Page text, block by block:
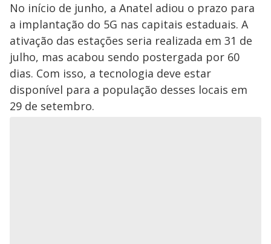
No início de junho, a Anatel adiou o prazo para
a implantação do 5G nas capitais estaduais. A
ativação das estações seria realizada em 31 de
julho, mas acabou sendo postergada por 60
dias. Com isso, a tecnologia deve estar
disponível para a população desses locais em
29 de setembro.